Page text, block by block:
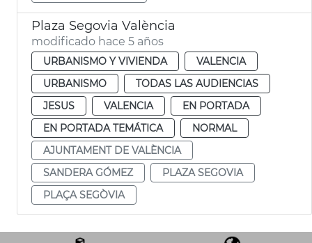
Plaza Segovia València
modificado hace 5 años
URBANISMO Y VIVIENDA
VALENCIA
URBANISMO
TODAS LAS AUDIENCIAS
JESUS
VALENCIA
EN PORTADA
EN PORTADA TEMÁTICA
NORMAL
AJUNTAMENT DE VALÈNCIA
SANDERA GÓMEZ
PLAZA SEGOVIA
PLAÇA SEGÒVIA